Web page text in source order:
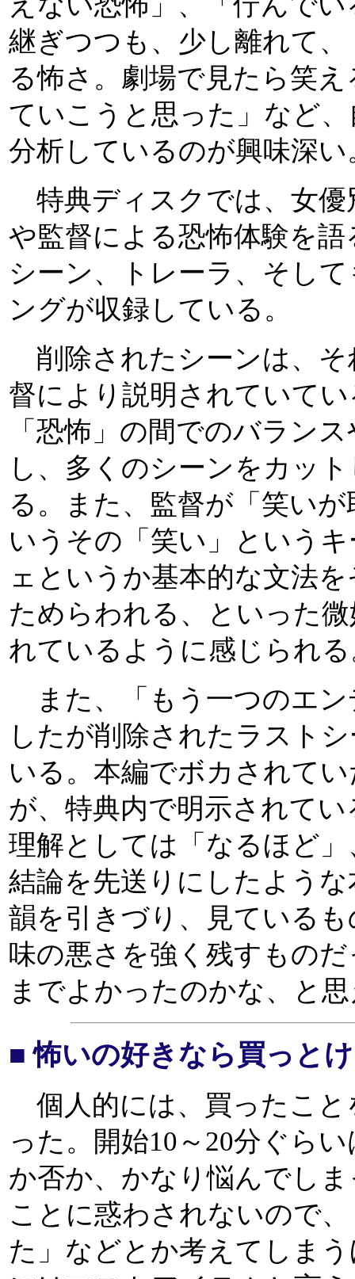
継ぎつつも、少し離れて
る怖さ。劇場で見たら笑
ていこうと思った」など
分析しているのが興味深い
特典ディスクでは、女優
や監督による恐怖体験を
シーン、トレーラ、そし
ングが収録している。
削除されたシーンは、そ
督により説明されていて
「恐怖」の間でのバラン
し、多くのシーンをカッ
る。また、監督が「笑い
いうその「笑い」という
ェというか基本的な文法
ためらわれる、といった
れているように感じられ
また、「もう一つのエン
したが削除されたラスト
いる。本編でボカされて
が、特典内で明示されて
理解としては「なるほど
結論を先送りにしたよう
韻を引きづり、見ている
味の悪さを強く残すもの
までよかったのかな、と
■ 怖いの好きなら買っと
個人的には、買ったこと
った。開始10～20分ぐら
か否か、かなり悩んでし
ことに惑わされないので
た」などとか考えてしま